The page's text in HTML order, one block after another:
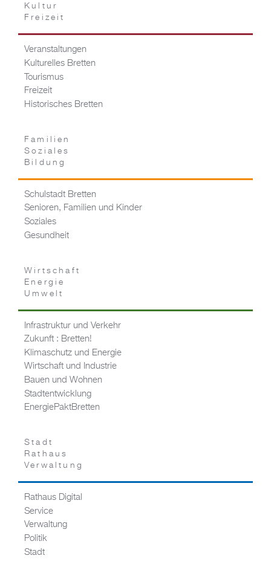
Kultur
Freizeit
Veranstaltungen
Kulturelles Bretten
Tourismus
Freizeit
Historisches Bretten
Familien
Soziales
Bildung
Schulstadt Bretten
Senioren, Familien und Kinder
Soziales
Gesundheit
Wirtschaft
Energie
Umwelt
Infrastruktur und Verkehr
Zukunft : Bretten!
Klimaschutz und Energie
Wirtschaft und Industrie
Bauen und Wohnen
Stadtentwicklung
EnergiePaktBretten
Stadt
Rathaus
Verwaltung
Rathaus Digital
Service
Verwaltung
Politik
Stadt